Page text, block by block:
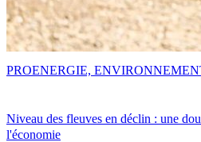
Niveau des fleuves en déclin : une
l'économie
PROENERGIE,